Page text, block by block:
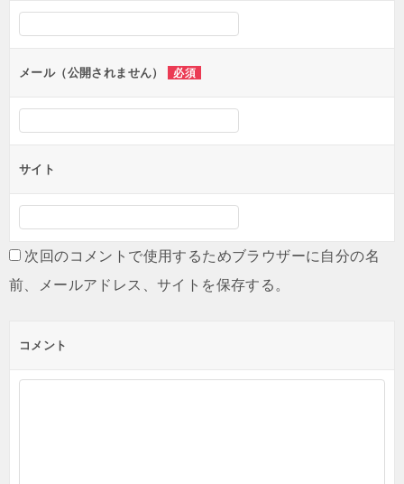
シ
ョ
ンメール（公開されません） 必須
サイト
次回のコメントで使用するためブラウザーに自分の名
前、メールアドレス、サイトを保存する。
コメント